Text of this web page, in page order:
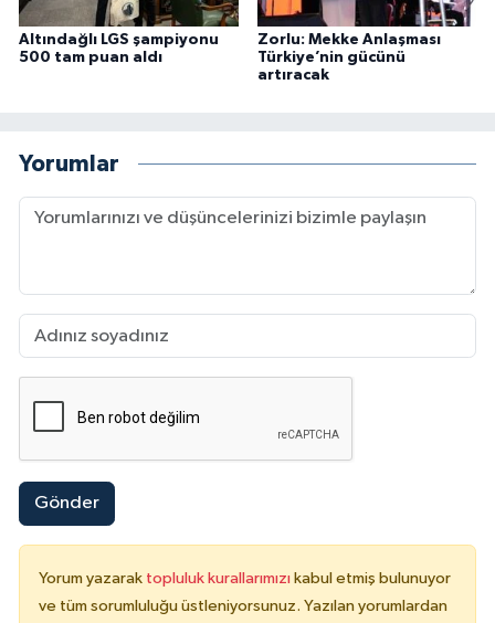
Altındağlı LGS şampiyonu
500 tam puan aldı
Zorlu: Mekke Anlaşması
Türkiye’nin gücünü
artıracak
Yorumlar
Gönder
Yorum yazarak topluluk kurallarımızı kabul etmiş bulunuyor
ve tüm sorumluluğu üstleniyorsunuz. Yazılan yorumlardan